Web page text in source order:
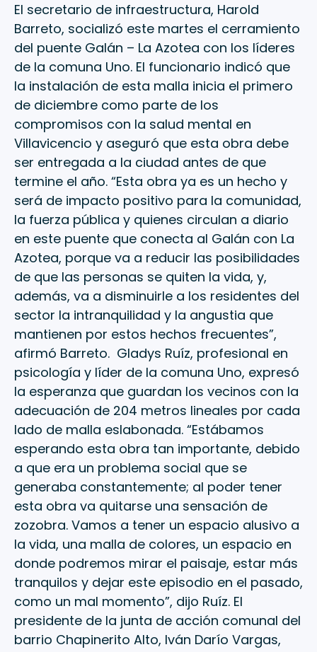
El secretario de infraestructura, Harold
Barreto, socializó este martes el cerramiento
del puente Galán – La Azotea con los líderes
de la comuna Uno. El funcionario indicó que
la instalación de esta malla inicia el primero
de diciembre como parte de los
compromisos con la salud mental en
Villavicencio y aseguró que esta obra debe
ser entregada a la ciudad antes de que
termine el año. “Esta obra ya es un hecho y
será de impacto positivo para la comunidad,
la fuerza pública y quienes circulan a diario
en este puente que conecta al Galán con La
Azotea, porque va a reducir las posibilidades
de que las personas se quiten la vida, y,
además, va a disminuirle a los residentes del
sector la intranquilidad y la angustia que
mantienen por estos hechos frecuentes”,
afirmó Barreto. Gladys Ruíz, profesional en
psicología y líder de la comuna Uno, expresó
la esperanza que guardan los vecinos con la
adecuación de 204 metros lineales por cada
lado de malla eslabonada. “Estábamos
esperando esta obra tan importante, debido
a que era un problema social que se
generaba constantemente; al poder tener
esta obra va quitarse una sensación de
zozobra. Vamos a tener un espacio alusivo a
la vida, una malla de colores, un espacio en
donde podremos mirar el paisaje, estar más
tranquilos y dejar este episodio en el pasado,
como un mal momento”, dijo Ruíz. El
presidente de la junta de acción comunal del
barrio Chapinerito Alto, Iván Darío Vargas,